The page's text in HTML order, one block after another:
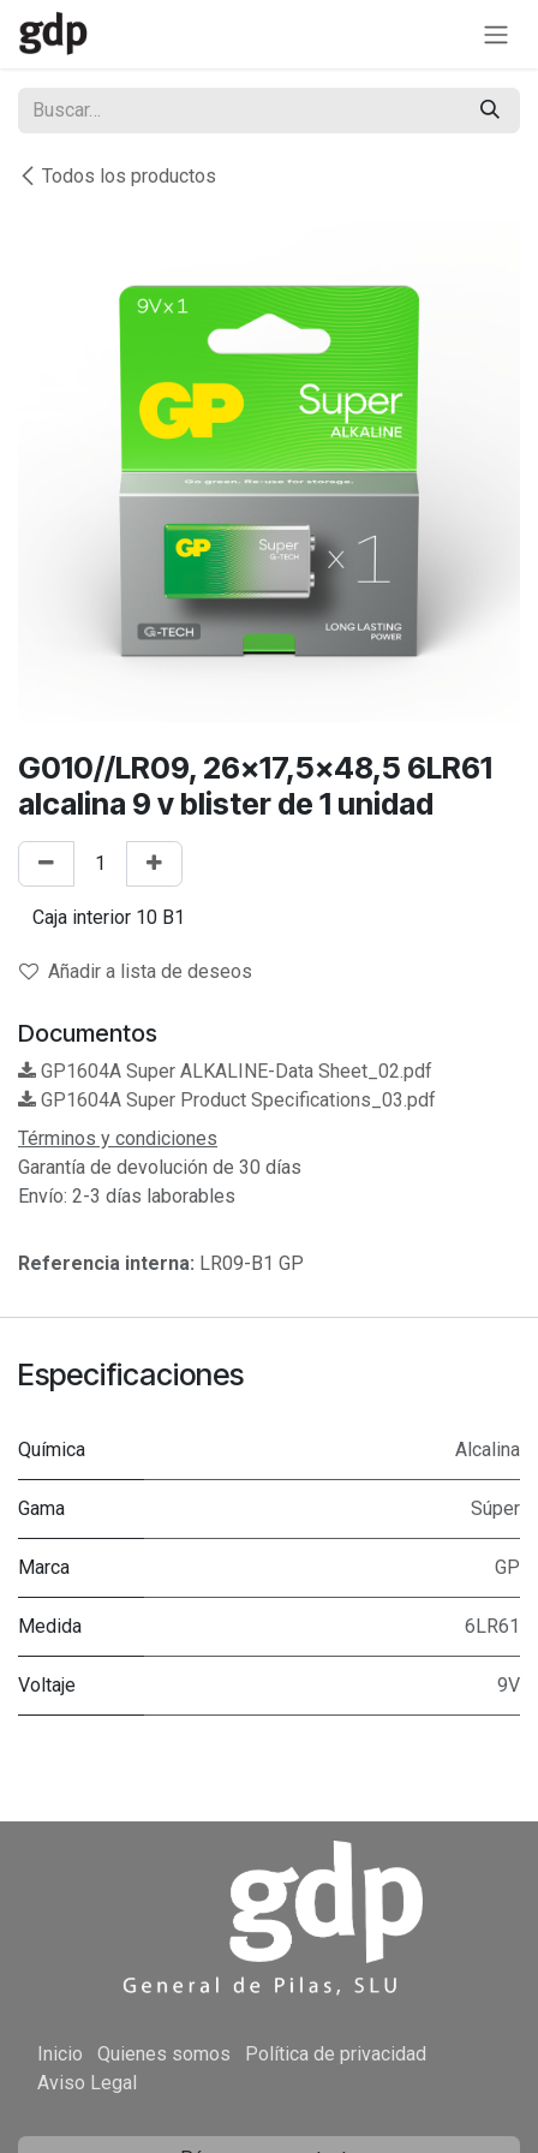
Ir al contenido
Todos los productos
G010//LR09, 26x17,5x48,5 6LR61
alcalina 9 v blister de 1 unidad
Añadir a lista de deseos
Documentos
GP1604A Super ALKALINE-Data Sheet_02.pdf
GP1604A Super Product Specifications_03.pdf
Términos y condiciones
Garantía de devolución de 30 días
Envío: 2-3 días laborables
Referencia interna: LR09-B1 GP
Especificaciones
Química Alcalina
Gama Súper
Marca GP
Medida 6LR61
Voltaje 9V
Inicio Quienes somos
Política de privacidad
Aviso Legal